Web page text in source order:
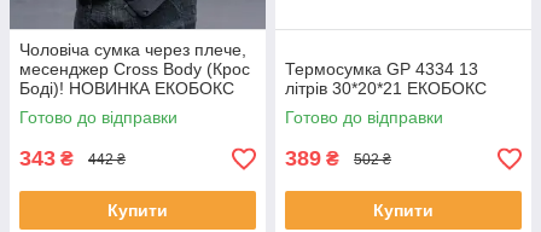
Чоловіча сумка через плече,
месенджер Cross Body (Крос
Боді)! НОВИНКА ЕКОБОКС
Готово до відправки
343 ₴ 442 ₴
Купити
Термосумка GP 4334 13
літрів 30*20*21 ЕКОБОКС
Готово до відправки
389 ₴ 502 ₴
Купити